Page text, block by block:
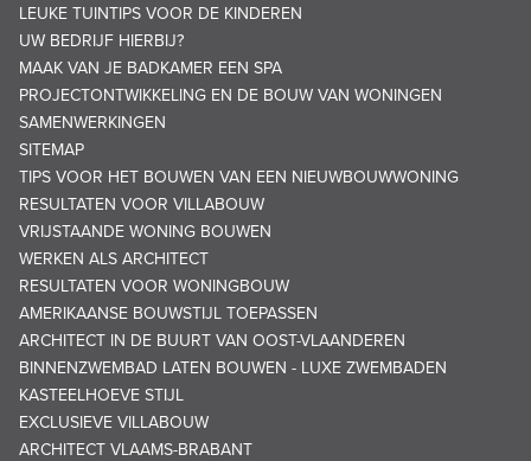
LEUKE TUINTIPS VOOR DE KINDEREN
UW BEDRIJF HIERBIJ?
MAAK VAN JE BADKAMER EEN SPA
PROJECTONTWIKKELING EN DE BOUW VAN WONINGEN
SAMENWERKINGEN
SITEMAP
TIPS VOOR HET BOUWEN VAN EEN NIEUWBOUWWONING
RESULTATEN VOOR VILLABOUW
VRIJSTAANDE WONING BOUWEN
WERKEN ALS ARCHITECT
RESULTATEN VOOR WONINGBOUW
AMERIKAANSE BOUWSTIJL TOEPASSEN
ARCHITECT IN DE BUURT VAN OOST-VLAANDEREN
BINNENZWEMBAD LATEN BOUWEN - LUXE ZWEMBADEN
KASTEELHOEVE STIJL
EXCLUSIEVE VILLABOUW
ARCHITECT VLAAMS-BRABANT